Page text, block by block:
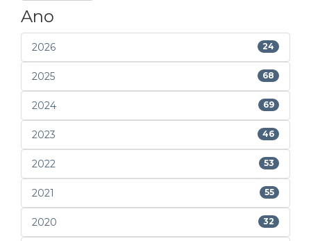
Ano
2026 24
2025 68
2024 69
2023 46
2022 53
2021 55
2020 32